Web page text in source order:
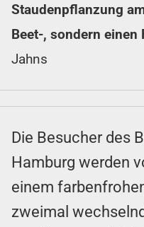
Staudenpflanzung
Beet-, sondern einen
Jahns
Die Besucher des
Hamburg werden
einem
zweimal